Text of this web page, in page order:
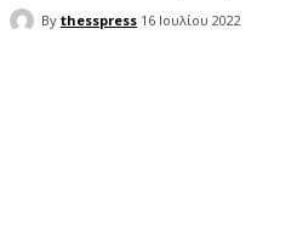
By thesspress 16 Ιουλίου 2022